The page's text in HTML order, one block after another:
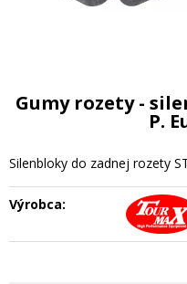
Gumy rozety -
P.
Silenbloky do zadnej rozety
Výrobca: